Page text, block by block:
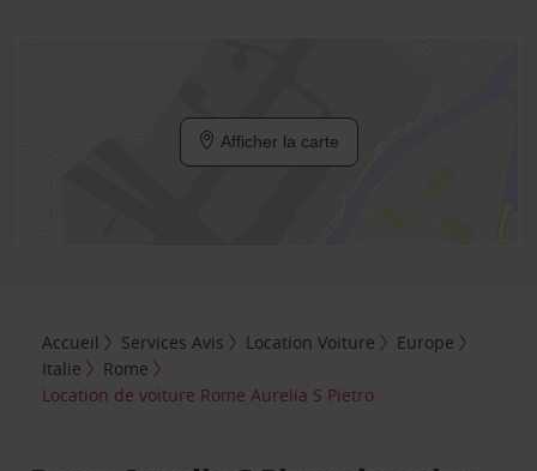
Afficher la carte
Accueil Services Avis Location Voiture
Europe
Italie
Rome
Location de voiture Rome Aurelia S Pietro